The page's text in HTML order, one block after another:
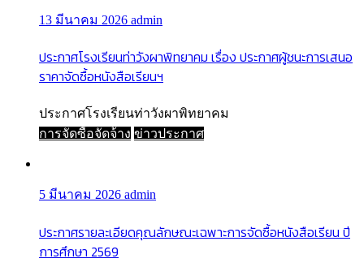
13 มีนาคม 2026 admin
ประกาศโรงเรียนท่าวังผาพิทยาคม เรื่อง ประกาศผู้ชนะการเสนอ
ราคาจัดซื้อหนังสือเรียนฯ
ประกาศโรงเรียนท่าวังผาพิทยาคม
การจัดซื้อจัดจ้าง ข่าวประกาศ
5 มีนาคม 2026 admin
ประกาศรายละเอียดคุณลักษณะเฉพาะการจัดซื้อหนังสือเรียน ปี
การศึกษา 2569